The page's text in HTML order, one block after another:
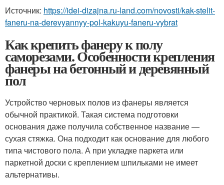
Источник: https://idei-dizajna.ru-land.com/novosti/kak-stelit-
faneru-na-derevyannyy-pol-kakuyu-faneru-vybrat
Как крепить фанеру к полу
саморезами. Особенности крепления
фанеры на бетонный и деревянный
пол
Устройство черновых полов из фанеры является
обычной практикой. Такая система подготовки
основания даже получила собственное название —
сухая стяжка. Она подходит как основание для любого
типа чистового пола. А при укладке паркета или
паркетной доски с креплением шпильками не имеет
альтернативы.